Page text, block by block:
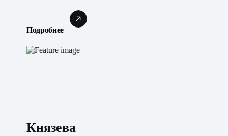
Подробнее
Князева